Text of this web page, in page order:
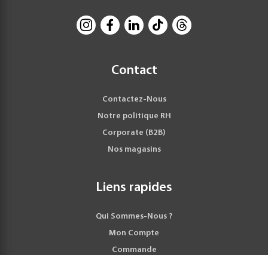
Contact
Contactez-Nous
Notre politique RH
Corporate (B2B)
Nos magasins
Liens rapides
Qui Sommes-Nous ?
Mon Compte
Commande